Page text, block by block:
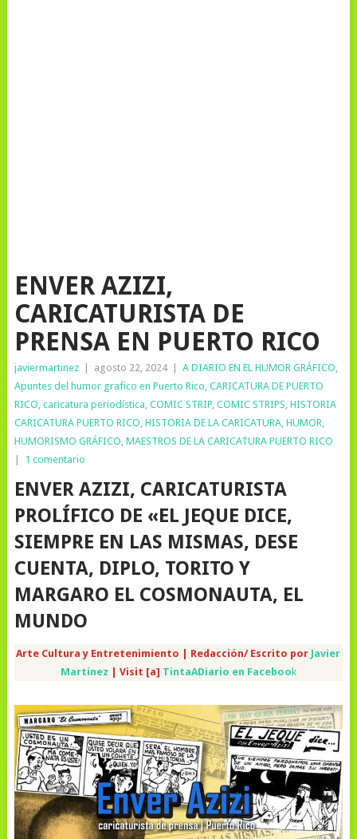
ENVER AZIZI,
CARICATURISTA DE
PRENSA EN PUERTO RICO
javiermartinez agosto 22, 2024 A DIARIO EN EL HUMOR GRÁFICO,
Apuntes del humor grafico en Puerto Rico, CARICATURA DE PUERTO
RICO, caricatura periodística, COMIC STRIP, COMIC STRIPS, HISTORIA
CARICATURA PUERTO RICO, HISTORIA DE LA CARICATURA, HUMOR,
HUMORISMO GRÁFICO, MAESTROS DE LA CARICATURA PUERTO RICO
1 comentario
ENVER AZIZI, CARICATURISTA
PROLÍFICO DE «EL JEQUE DICE,
SIEMPRE EN LAS MISMAS, DESE
CUENTA, DIPLO, TORITO Y
MARGARO EL COSMONAUTA, EL
MUNDO
Arte Cultura y Entretenimiento | Redacción/ Escrito por Javier
Martínez | Visit [a] TintaADiario en Faceboo k